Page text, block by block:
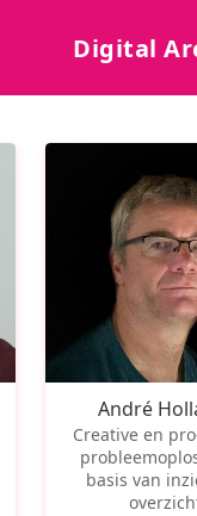
Digital
André
Creative en
basis van